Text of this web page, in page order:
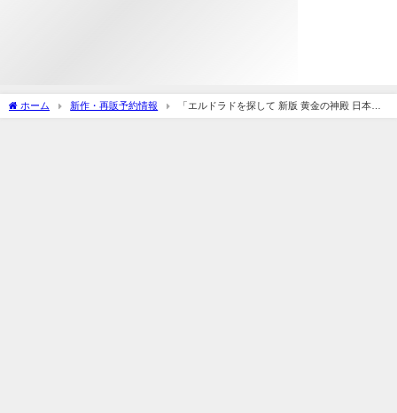
ホーム 新作・再販予約情報
「エルドラドを探して 新版 黄金の神殿 日本語
版 (The Quest for El Dorado： The Golden Temples)」の概略と予約購入可能なショッ